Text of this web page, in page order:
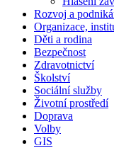
Rozvoj a
Organizace,
Děti a rodina
Bezpečnost
Zdravotnictví
Školství
Sociální služby
Životní prostředí
Doprava
Volby
GIS